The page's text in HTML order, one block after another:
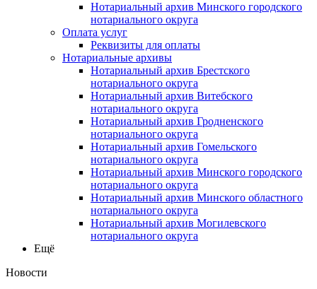
Нотариальный архив Минского городского
нотариального округа
Оплата услуг
Реквизиты для оплаты
Нотариальные архивы
Нотариальный архив Брестского
нотариального округа
Нотариальный архив Витебского
нотариального округа
Нотариальный архив Гродненского
нотариального округа
Нотариальный архив Гомельского
нотариального округа
Нотариальный архив Минского городского
нотариального округа
Нотариальный архив Минского областного
нотариального округа
Нотариальный архив Могилевского
нотариального округа
Ещё
Новости